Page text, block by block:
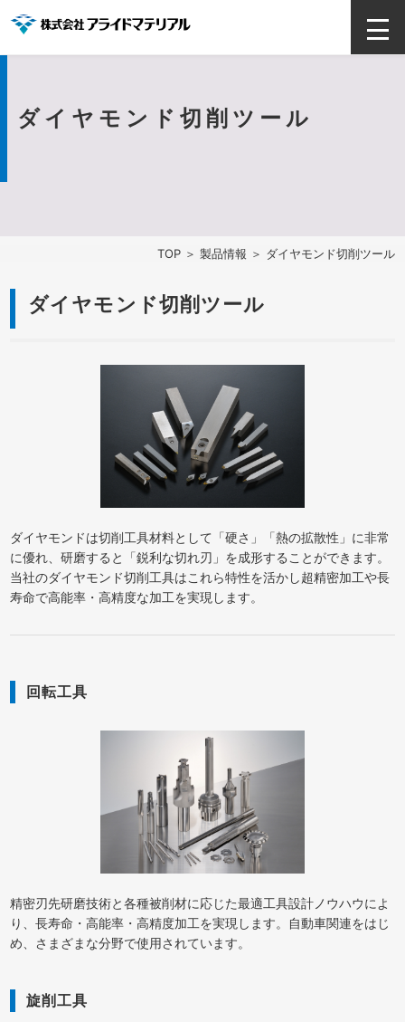
ダイヤモンド切削ツール
TOP＞ 製品情報 ＞ ダイヤモンド切削ツール
ダイヤモンド切削ツール
ダイヤモンドは切削工具材料として「硬さ」「熱の拡散性」に非常
に優れ、研磨すると「鋭利な切れ刃」を成形することができます。
当社のダイヤモンド切削工具はこれら特性を活かし超精密加工や長
寿命で高能率・高精度な加工を実現します。
回転工具
精密刃先研磨技術と各種被削材に応じた最適工具設計ノウハウによ
り、長寿命・高能率・高精度加工を実現します。自動車関連をはじ
め、さまざまな分野で使用されています。
旋削工具